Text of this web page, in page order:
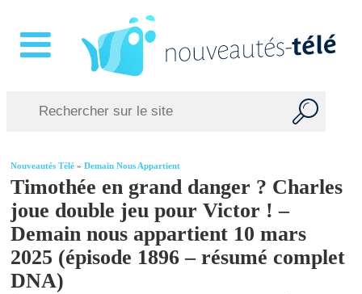
Nouveautés Télé »Demain Nous Appartient
Timothée en grand danger ? Charles
joue double jeu pour Victor ! –
Demain nous appartient 10 mars
2025 (épisode 1896 – résumé complet
DNA)